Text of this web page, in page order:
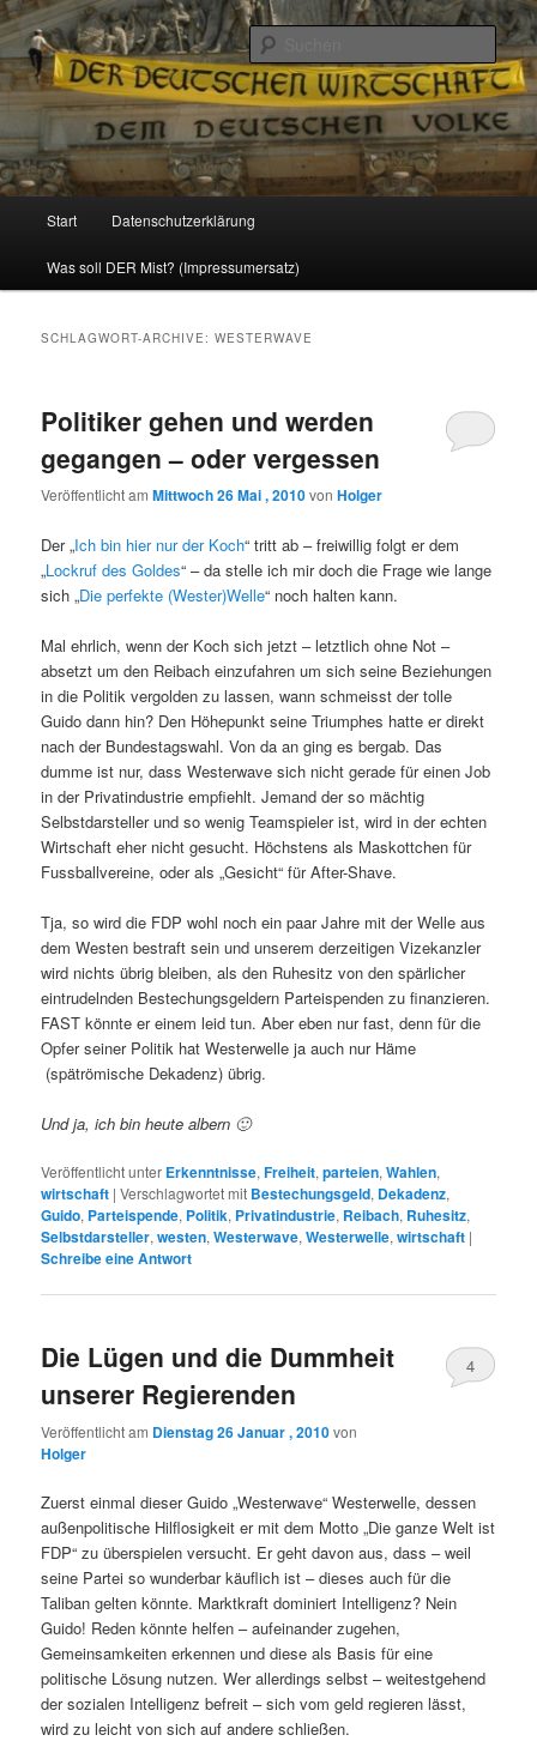
Reizzentrum
Politik, Wirtschaft, Soziales und Gesellschaft
Zum
Inhalt
Zum
sekundären
Start Datenschutzerklärung
Was soll DER Mist? (Impressumersatz)
SCHLAGWORT-ARCHIVE:WESTERWAVE
Politiker gehen und werden
gegangen – oder vergessen
Veröffentlicht amMittwoch 26 Mai , 2010vonHolger
Der „Ich bin hier nur der Koch“ tritt ab – freiwillig folgt er dem
„Lockruf des Goldes“ – da stelle ich mir doch die Frage wie lange
sich „Die perfekte (Wester)Welle“ noch halten kann.
Mal ehrlich, wenn der Koch sich jetzt – letztlich ohne Not –
absetzt um den Reibach einzufahren um sich seine Beziehungen
in die Politik vergolden zu lassen, wann schmeisst der tolle
Guido dann hin? Den Höhepunkt seine Triumphes hatte er direkt
nach der Bundestagswahl. Von da an ging es bergab. Das
dumme ist nur, dass Westerwave sich nicht gerade für einen Job
in der Privatindustrie empfiehlt. Jemand der so mächtig
Selbstdarsteller und so wenig Teamspieler ist, wird in der echten
Wirtschaft eher nicht gesucht. Höchstens als Maskottchen für
Fussballvereine, oder als „Gesicht“ für After-Shave.
Tja, so wird die FDP wohl noch ein paar Jahre mit der Welle aus
dem Westen bestraft sein und unserem derzeitigen Vizekanzler
wird nichts übrig bleiben, als den Ruhesitz von den spärlicher
eintrudelnden Bestechungsgeldern Parteispenden zu finanzieren.
FAST könnte er einem leid tun. Aber eben nur fast, denn für die
Opfer seiner Politik hat Westerwelle ja auch nur Häme
(spätrömische Dekadenz) übrig.
Und ja, ich bin heute albern 🙂
Veröffentlicht unter Erkenntnisse,Freiheit,parteien,Wahlen,
wirtschaft |Verschlagwortet mit Bestechungsgeld, Dekadenz,
Guido, Parteispende, Politik, Privatindustrie, Reibach, Ruhesitz,
Selbstdarsteller,westen,Westerwave,Westerwelle,wirtschaft |
Schreibe eine Antwort
Die Lügen und die Dummheit
unserer Regierenden
Veröffentlicht am Dienstag 26 Januar , 2010von
Holger
4
Zuerst einmal dieser Guido „Westerwave“ Westerwelle, dessen
außenpolitische Hilflosigkeit er mit dem Motto „Die ganze Welt ist
FDP“ zu überspielen versucht. Er geht davon aus, dass – weil
seine Partei so wunderbar käuflich ist – dieses auch für die
Taliban gelten könnte. Marktkraft dominiert Intelligenz? Nein
Guido! Reden könnte helfen – aufeinander zugehen,
Gemeinsamkeiten erkennen und diese als Basis für eine
politische Lösung nutzen. Wer allerdings selbst – weitestgehend
der sozialen Intelligenz befreit – sich vom geld regieren lässt,
wird zu leicht von sich auf andere schließen.